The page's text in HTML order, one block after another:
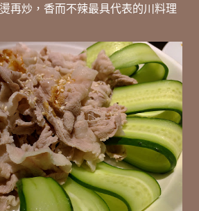
再炒，香而不辣最具代表的川料理